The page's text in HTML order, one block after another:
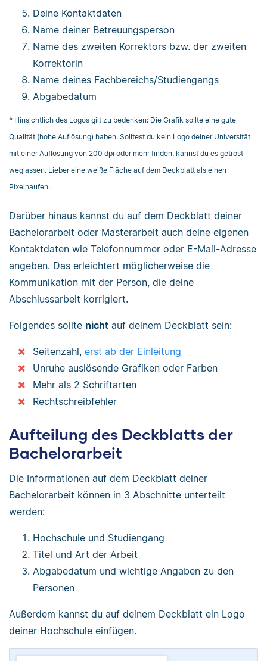
Deine Kontaktdaten
Name deiner Betreuungsperson
Name des zweiten Korrektors bzw. der zweiten
Korrektorin
Name deines Fachbereichs/Studiengangs
Abgabedatum
* Hinsichtlich des Logos gilt zu bedenken: Die Grafik sollte eine gute
Qualität (hohe Auflösung) haben. Solltest du kein Logo deiner Universität
mit einer Auflösung von 200 dpi oder mehr finden, kannst du es getrost
weglassen. Lieber eine weiße Fläche auf dem Deckblatt als einen
Pixelhaufen.
Darüber hinaus kannst du auf dem Deckblatt deiner
Bachelorarbeit oder Masterarbeit auch deine eigenen
Kontaktdaten wie Telefonnummer oder E-Mail-Adresse
angeben. Das erleichtert möglicherweise die
Kommunikation mit der Person, die deine
Abschlussarbeit korrigiert.
Folgendes sollte nicht auf deinem Deckblatt sein:
Seitenzahl, erst ab der Einleitung
Unruhe auslösende Grafiken oder Farben
Mehr als 2 Schriftarten
Rechtschreibfehler
Aufteilung des Deckblatts der
Bachelorarbeit
Die Informationen auf dem Deckblatt deiner
Bachelorarbeit können in 3 Abschnitte unterteilt
werden:
Hochschule und Studiengang
Titel und Art der Arbeit
Abgabedatum und wichtige Angaben zu den
Personen
Außerdem kannst du auf deinem Deckblatt ein Logo
deiner Hochschule einfügen.